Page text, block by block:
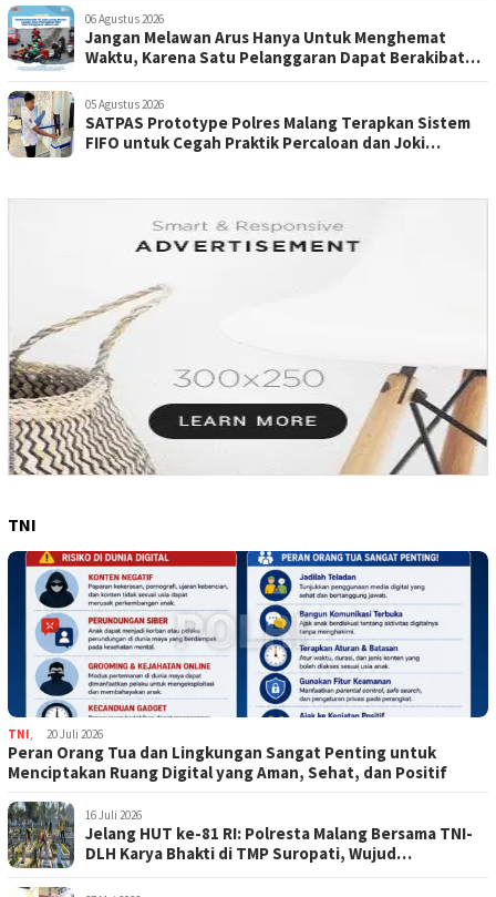
06 Agustus 2026
Jangan Melawan Arus Hanya Untuk Menghemat
Waktu, Karena Satu Pelanggaran Dapat Berakibat
05 Agustus 2026
SATPAS Prototype Polres Malang Terapkan Sistem
FIFO untuk Cegah Praktik Percaloan dan Joki
TNI
TNI 20 Juli 2026
Peran Orang Tua dan Lingkungan Sangat Penting untuk
Menciptakan Ruang Digital yang Aman, Sehat, dan Positif
16 Juli 2026
Jelang HUT ke-81 RI: Polresta Malang Bersama TNI-
DLH Karya Bhakti di TMP Suropati, Wujud